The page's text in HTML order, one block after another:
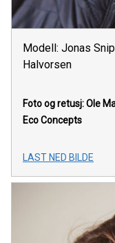
Modell: Jonas
Halvorsen
Foto og retusj: Ole
Eco Concepts
LAST NED BILDE